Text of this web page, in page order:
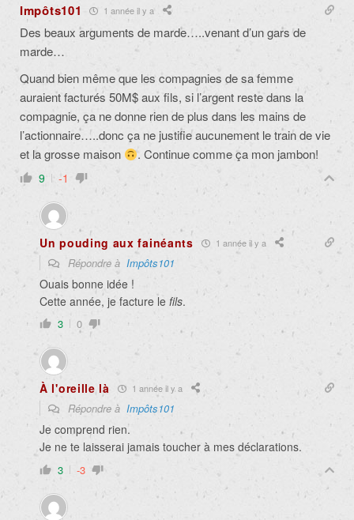
Impôts101 1 année il y a
Des beaux arguments de marde…..venant d’un gars de
marde…
Quand bien même que les compagnies de sa femme
auraient facturés 50M$ aux fils, si l’argent reste dans la
compagnie, ça ne donne rien de plus dans les mains de
l’actionnaire…..donc ça ne justifie aucunement le train de vie
et la grosse maison
. Continue comme ça mon jambon!
9 -1
Un pouding aux fainéants 1 année il y a
Répondre à Impôts101
Ouais bonne idée !
Cette année, je facture le fils.
3 0
À l'oreille là 1 année il y a
Répondre à Impôts101
Je comprend rien.
Je ne te laisserai jamais toucher à mes déclarations.
3 -3